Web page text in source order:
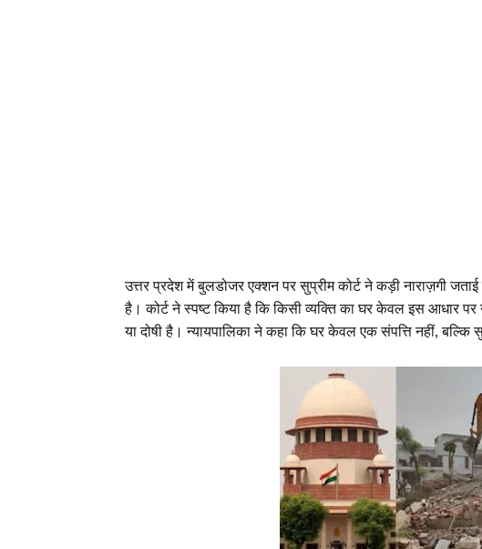
उत्तर प्रदेश में बुलडोजर एक्शन पर सुप्रीम कोर्ट ने कड़ी नाराज़गी
है। कोर्ट ने स्पष्ट किया है कि किसी व्यक्ति का घर केवल इस आधार
या दोषी है। न्यायपालिका ने कहा कि घर केवल एक संपत्ति नहीं, बल्कि